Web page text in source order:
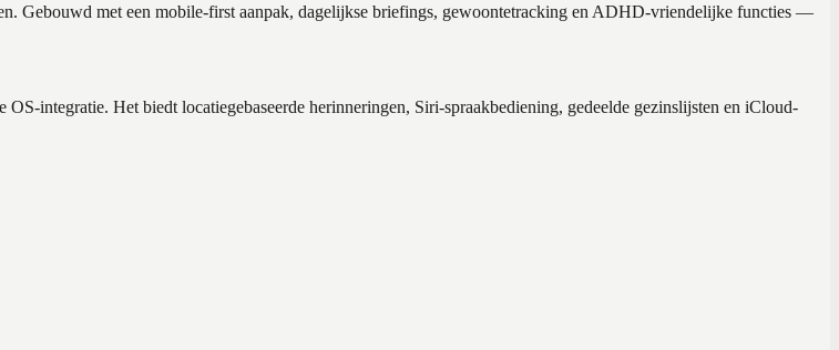
Gebouwd met een mobile-first aanpak, dagelijkse briefings, gewoontetracking en ADHD-vriendelijke functies —
integratie. Het biedt locatiegebaseerde herinneringen, Siri-spraakbediening, gedeelde gezinslijsten en iCloud-